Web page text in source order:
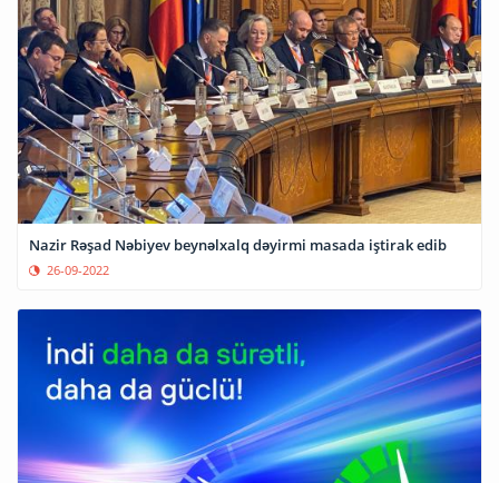
Nazir Rəşad Nəbiyev beynəlxalq dəyirmi masada iştirak edib
26-09-2022